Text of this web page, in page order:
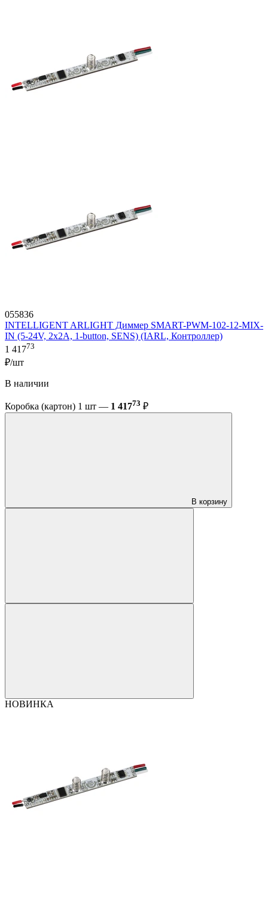
055836
INTELLIGENT ARLIGHT Диммер SMART-PWM-102-12-MIX-
IN (5-24V, 2x2A, 1-button, SENS) (IARL, Контроллер)
1 41773
₽/шт
В наличии
Коробка (картон) 1 шт — 1 41773 ₽
В корзину
НОВИНКА